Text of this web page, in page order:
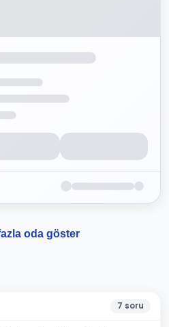
oda göster
7 soru